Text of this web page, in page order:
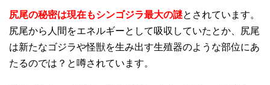
尻尾の秘密は現在もシンゴジラ最大の謎とされています。
尻尾から人間をエネルギーとして吸収していたとか、尻尾
は新たなゴジラや怪獣を生み出す生殖器のような部位にあ
たるのでは？と噂されています。